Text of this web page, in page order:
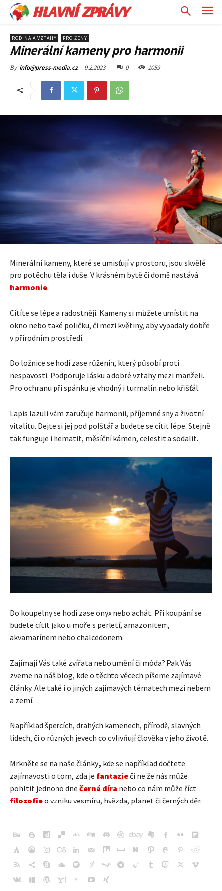
HLAVNÍ ZPRÁVY
RODINA A VZTAHY PRO ŽENY
Minerální kameny pro harmonii
By info@press-media.cz 9.2.2023 0 1059
Minerální kameny, které se umisťují v prostoru, jsou skvělé
pro potěchu těla i duše. V krásném bytě či domě nastává
harmonie.
Cítíte se lépe a radostněji. Kameny si můžete umístit na
okno nebo také poličku, či mezi květiny, aby vypadaly dobře
v přírodním prostředí.
Do ložnice se hodí zase růženín, který působí proti
nespavosti. Podporuje lásku a dobré vztahy mezi manželi.
Pro ochranu při spánku je vhodný i turmalín nebo křišťál.
Lapis lazuli vám zaručuje harmonii, příjemné sny a životní
vitalitu. Dejte si jej pod polštář a budete se cítit lépe. Stejně
tak funguje i hematit, měsíční kámen, celestit a sodalit.
Do koupelny se hodí zase onyx nebo achát. Při koupání se
budete cítit jako u moře s perletí, amazonitem,
akvamarínem nebo chalcedonem.
Zajímají Vás také zvířata nebo umění či móda? Pak Vás
zveme na náš blog, kde o těchto věcech píšeme zajímavé
články. Ale také i o jiných zajímavých tématech mezi nebem
a zemí.
Například špercích, drahých kamenech, přírodě, slavných
lidech, či o různých jevech co ovlivňují člověka v jeho životě.
Mrkněte se na naše články, kde se například dočtete
zajímavosti o tom, zda je fantazieči ne že nás může
pohltit jednoho dne černá díra nebo co nám může říct
filozofieo vzniku vesmíru, hvězda, planet či černých děr.